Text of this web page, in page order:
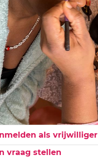
als vrijwilliger
vraag stellen